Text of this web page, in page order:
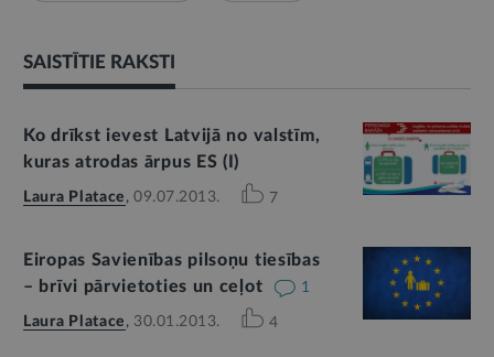
SAISTĪTIE RAKSTI
Ko drīkst ievest Latvijā no valstīm,
kuras atrodas ārpus ES (I)
Laura Platace ,09.07.2013. 7
Eiropas Savienības pilsoņu tiesības
– brīvi pārvietoties un ceļot
1
Laura Platace , 30.01.2013. 4